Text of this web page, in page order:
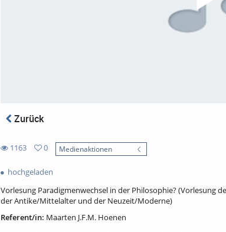
Zurück
1163
views
0
favorites
Medienaktionen
hochgeladen
Vorlesung Paradigmenwechsel in der Philosophie? (Vorlesung
der Antike/Mittelalter und der Neuzeit/Moderne)
Referent/in: Maarten J.F.M. Hoenen